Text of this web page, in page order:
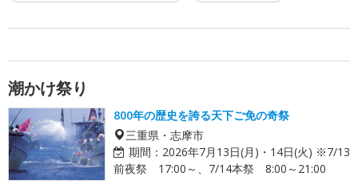
潮かけ祭り
800年の歴史を誇る天下ご免の奇祭
三重県・志摩市
期間： 2026年7月13日(月)・14日(火) ※7/13
前夜祭 17:00～、7/14本祭 8:00～21:00